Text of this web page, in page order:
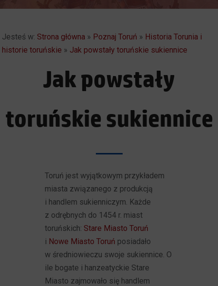
Jesteś w: Strona główna » Poznaj Toruń » Historia Torunia i
historie toruńskie » Jak powstały toruńskie sukiennice
Jak powstały
toruńskie sukiennice
Toruń jest wyjątkowym przykładem
miasta związanego z produkcją
i handlem sukienniczym. Każde
z odrębnych do 1454 r. miast
toruńskich: Stare Miasto Toruń
i Nowe Miasto Toruń posiadało
w średniowieczu swoje sukiennice. O
ile bogate i hanzeatyckie Stare
Miasto zajmowało się handlem